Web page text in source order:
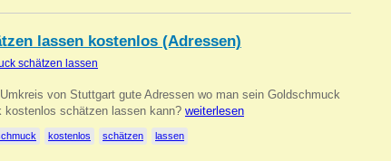
lassen kostenlos (Adressen)
schätzen lassen
von Stuttgart gute Adressen wo man sein Goldschmuck
kostenlos schätzen lassen kann? weiterlesen
kostenlos schätzen lassen